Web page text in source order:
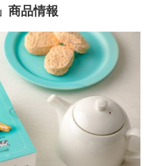
商品情報